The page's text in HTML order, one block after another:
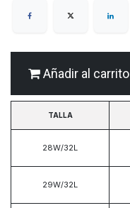
Añadir al carrito
TALLA
28W/32L
29W/32L